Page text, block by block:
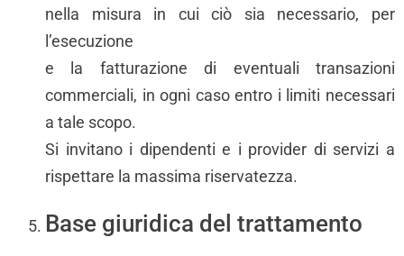
nella misura in cui ciò sia necessario, per
l’esecuzione
e la fatturazione di eventuali transazioni
commerciali, in ogni caso entro i limiti necessari
a tale scopo.
Si invitano i dipendenti e i provider di servizi a
rispettare la massima riservatezza.
Base giuridica del trattamento